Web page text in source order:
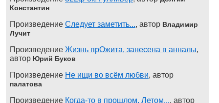
Константин
Произведение Следует заметить..., автор Владимир
Лучит
Произведение Жизнь прОжита, занесена в анналы,
автор Юрий Буков
Произведение Не ищи во всём любви, автор
палатова
Произведение Когда-то в прошлом. Летом..., автор